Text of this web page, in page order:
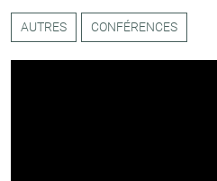
AUTRES CONFÉRENCES